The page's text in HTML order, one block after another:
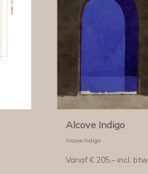
Alcove Indigo
Alcove Indigo
Vanaf € 205,–incl. btw